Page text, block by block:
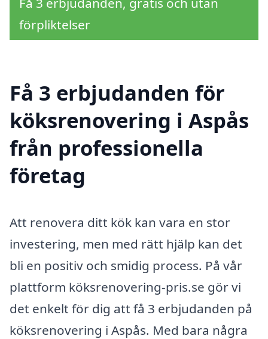
förpliktelser
Få 3 erbjudanden för
köksrenovering i Aspås
från professionella
företag
Att renovera ditt kök kan vara en stor
investering, men med rätt hjälp kan det
bli en positiv och smidig process. På vår
plattform köksrenovering-pris.se gör vi
det enkelt för dig att få 3 erbjudanden på
köksrenovering i Aspås. Med bara några